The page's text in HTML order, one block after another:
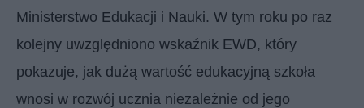
Ministerstwo Edukacji i Nauki. W tym roku po raz
kolejny uwzględniono wskaźnik EWD, który
pokazuje, jak dużą wartość edukacyjną szkoła
wnosi w rozwój ucznia niezależnie od jego